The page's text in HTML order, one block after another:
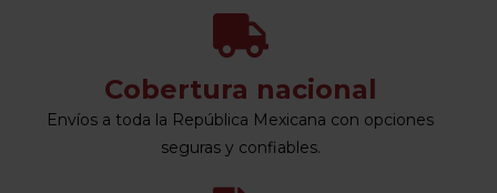
Cobertura nacional
Envíos a toda la República Mexicana con opciones
seguras y confiables.